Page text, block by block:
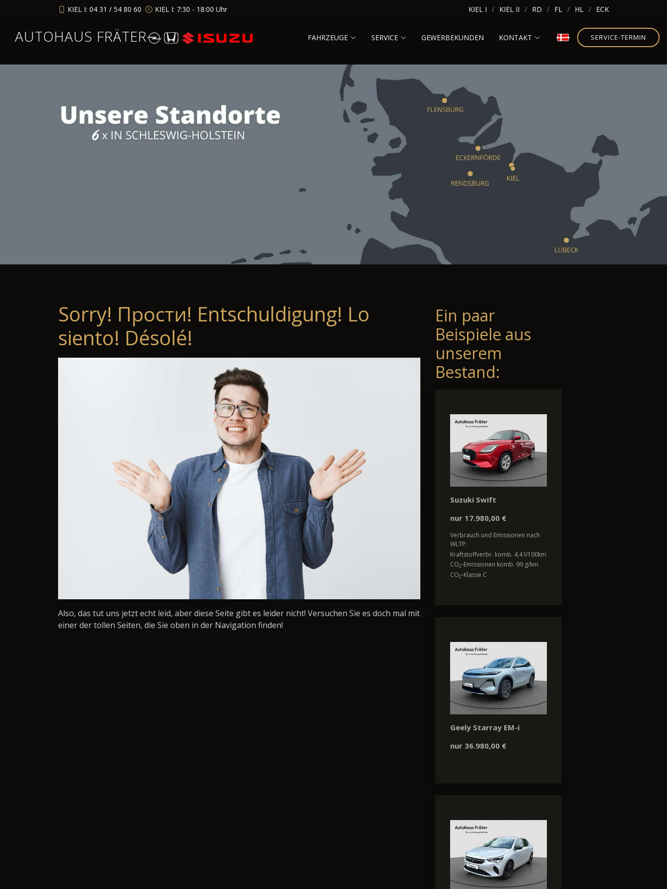
KIEL I: 04 31 / 54 80 60 KIEL I: 7:30 - 18:00 Uhr KIEL I KIEL II RD FL HL ECK
AUTOHAUS FRÄTER FAHRZEUGE SERVICE GEWERBEKUNDEN KONTAKT SERVICE-TERMIN
Sorry! Прости! Entschuldigung! Lo
siento! Désolé!
Also, das tut uns jetzt echt leid, aber diese Seite gibt es leider nicht! Versuchen Sie es doch mal mit
einer der tollen Seiten, die Sie oben in der Navigation finden!
Ein paar
Beispiele aus
unserem
Bestand:
Suzuki Swift
nur 17.980,00 €
Verbrauch und Emissionen nach
WLTP:
Kraftstoffverbr. komb. 4,4 l/100km
CO2-Emissionen komb. 99 g/km
CO2-Klasse C
Geely Starray EM-i
nur 36.980,00 €